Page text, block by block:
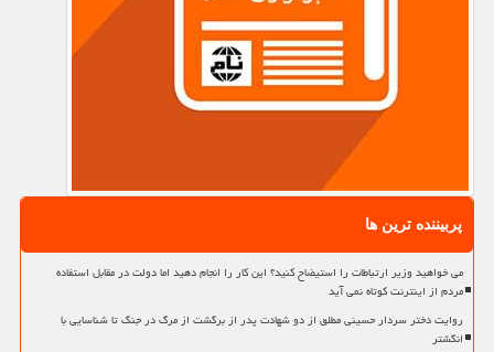
پربیننده ترین ها
می خواهید وزیر ارتباطات را استیضاح کنید؟ این کار را انجام دهید اما دولت در مقابل استفاده
مردم از اینترنت کوتاه نمی آید
روایت دختر سردار حسینی مطلق از دو شهادت پدر از برگشت از مرگ در جنگ تا شناسایی با
انگشتر